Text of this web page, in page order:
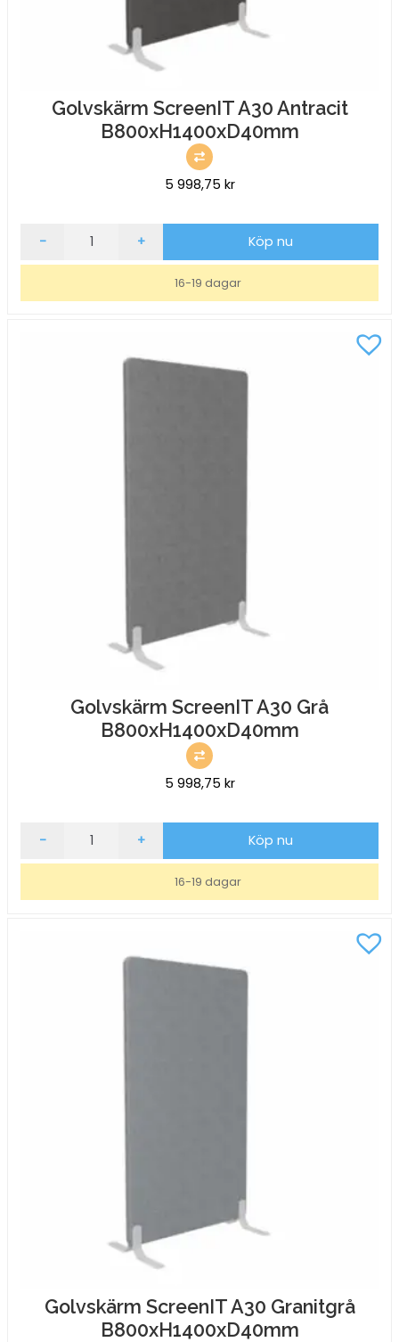
Golvskärm ScreenIT A30 Antracit
B800xH1400xD40mm
5 998,75 kr
Golvskärm
- + Köp nu
16-19 dagar
Golvskärm ScreenIT A30 Grå
B800xH1400xD40mm
5 998,75 kr
Golvskärm
- + Köp nu
16-19 dagar
Golvskärm ScreenIT A30 Granitgrå
B800xH1400xD40mm